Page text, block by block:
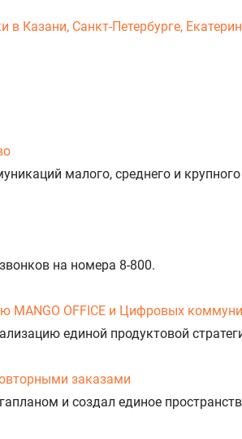
Казани, Санкт-Петербурге,
малого, среднего и
на номера 8-800.
MANGO OFFICE и Цифровых
единой продуктовой
заказами
и создал единое